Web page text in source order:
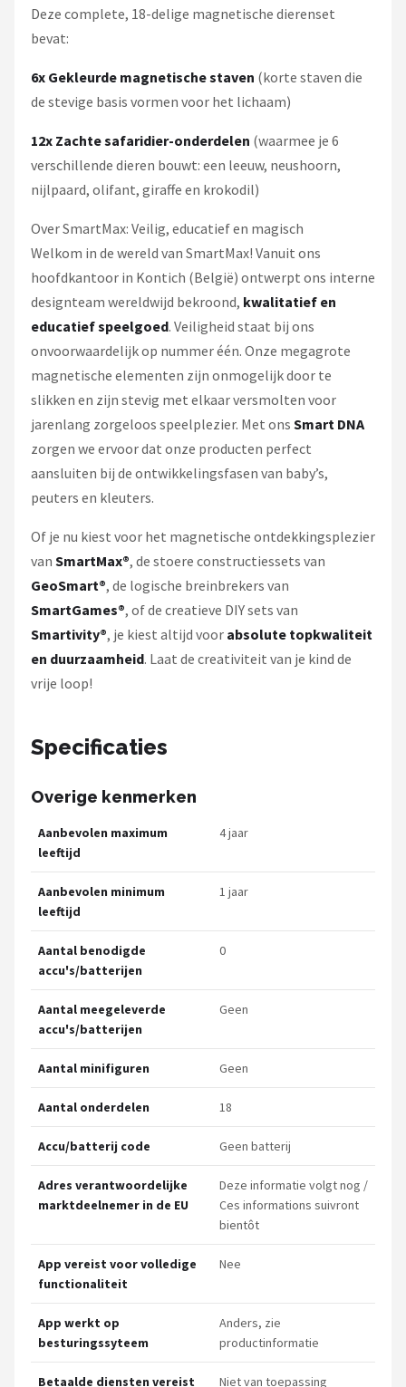
Deze complete, 18-delige magnetische dierenset
bevat:
6x Gekleurde magnetische staven (korte staven die
de stevige basis vormen voor het lichaam)
12x Zachte safaridier-onderdelen (waarmee je 6
verschillende dieren bouwt: een leeuw, neushoorn,
nijlpaard, olifant, giraffe en krokodil)
Over SmartMax: Veilig, educatief en magisch
Welkom in de wereld van SmartMax! Vanuit ons
hoofdkantoor in Kontich (België) ontwerpt ons interne
designteam wereldwijd bekroond, kwalitatief en
educatief speelgoed. Veiligheid staat bij ons
onvoorwaardelijk op nummer één. Onze megagrote
magnetische elementen zijn onmogelijk door te
slikken en zijn stevig met elkaar versmolten voor
jarenlang zorgeloos speelplezier. Met ons Smart DNA
zorgen we ervoor dat onze producten perfect
aansluiten bij de ontwikkelingsfasen van baby’s,
peuters en kleuters.
Of je nu kiest voor het magnetische ontdekkingsplezier
van SmartMax®, de stoere constructiessets van
GeoSmart®, de logische breinbrekers van
SmartGames®, of de creatieve DIY sets van
Smartivity®, je kiest altijd voor absolute topkwaliteit
en duurzaamheid. Laat de creativiteit van je kind de
vrije loop!
Specificaties
Overige kenmerken
Aanbevolen maximum
leeftijd
4 jaar
Aanbevolen minimum
leeftijd
1 jaar
Aantal benodigde
accu's/batterijen
0
Aantal meegeleverde
accu's/batterijen
Geen
Aantal minifiguren Geen
Aantal onderdelen 18
Accu/batterij code Geen batterij
Adres verantwoordelijke
marktdeelnemer in de EU
Deze informatie volgt nog /
Ces informations suivront
bientôt
App vereist voor volledige
functionaliteit
Nee
App werkt op
besturingssyteem
Anders, zie
productinformatie
Betaalde diensten vereist Niet van toepassing